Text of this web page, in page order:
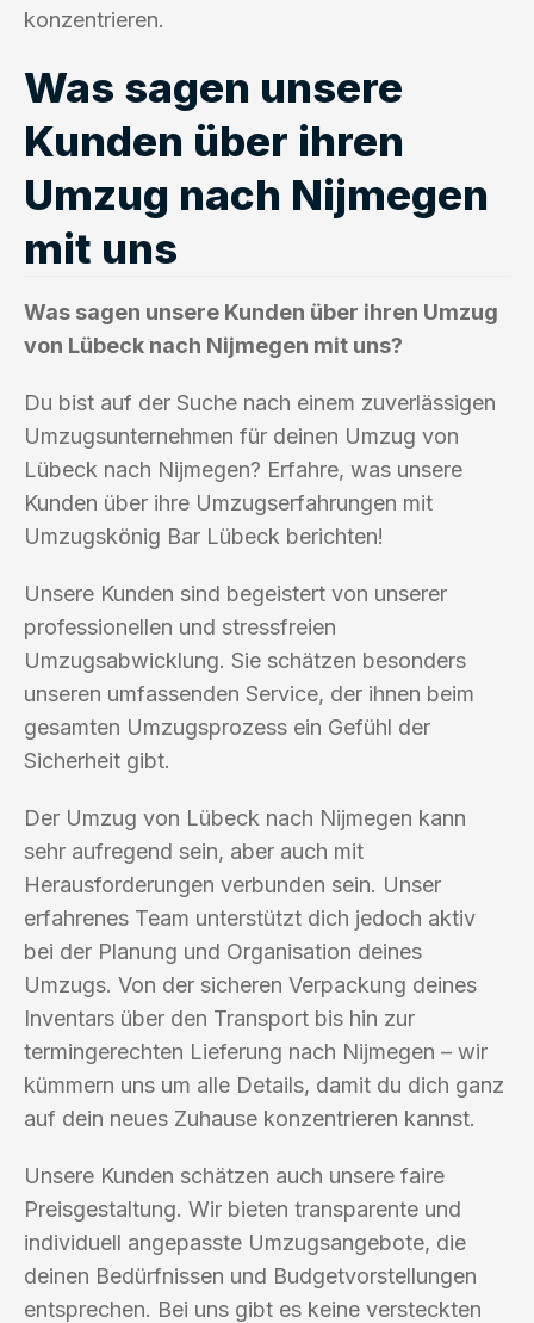
konzentrieren.
Was sagen unsere
Kunden über ihren
Umzug nach Nijmegen
mit uns
Was sagen unsere Kunden über ihren Umzug
von Lübeck nach Nijmegen mit uns?
Du bist auf der Suche nach einem zuverlässigen
Umzugsunternehmen für deinen Umzug von
Lübeck nach Nijmegen? Erfahre, was unsere
Kunden über ihre Umzugserfahrungen mit
Umzugskönig Bar Lübeck berichten!
Unsere Kunden sind begeistert von unserer
professionellen und stressfreien
Umzugsabwicklung. Sie schätzen besonders
unseren umfassenden Service, der ihnen beim
gesamten Umzugsprozess ein Gefühl der
Sicherheit gibt.
Der Umzug von Lübeck nach Nijmegen kann
sehr aufregend sein, aber auch mit
Herausforderungen verbunden sein. Unser
erfahrenes Team unterstützt dich jedoch aktiv
bei der Planung und Organisation deines
Umzugs. Von der sicheren Verpackung deines
Inventars über den Transport bis hin zur
termingerechten Lieferung nach Nijmegen – wir
kümmern uns um alle Details, damit du dich ganz
auf dein neues Zuhause konzentrieren kannst.
Unsere Kunden schätzen auch unsere faire
Preisgestaltung. Wir bieten transparente und
individuell angepasste Umzugsangebote, die
deinen Bedürfnissen und Budgetvorstellungen
entsprechen. Bei uns gibt es keine versteckten